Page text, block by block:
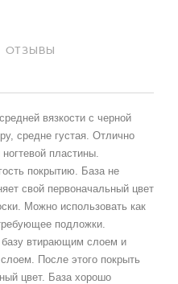
ОТЗЫВЫ
вязкости с черной
средне густая. Отлично
пластины.
покрытию. База не
свой первоначальный цвет
Можно использовать как
подложки.
базу втирающим слоем и
После этого покрыть
цвет. База хорошо